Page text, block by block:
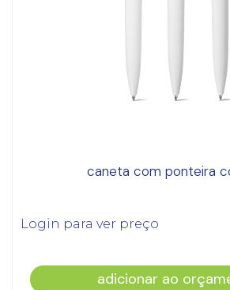
caneta com ponteira
Login para ver preço
adicionar ao